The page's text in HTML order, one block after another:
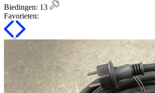
Biedingen: 13
Favorieten: